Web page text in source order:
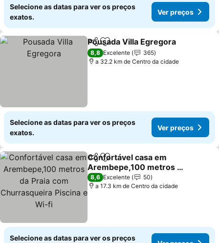
Selecione as datas para ver os preços
exatos.
Ver preços
PartilharAdicionar aos favoritos
Pousada Villa Egregora
8,8 Excelente
365
a 32.2 km de Centro da cidade
Selecione as datas para ver os preços
exatos.
Ver preços
PartilharAdicionar aos favoritos
Confortável casa em
Arembepe,100 metros da
Praia com Churrasqueira
Piscina e Wi-fi
Ver preços
8,6 Excelente
50
a 17.3 km de Centro da cidade
Selecione as datas para ver os preços